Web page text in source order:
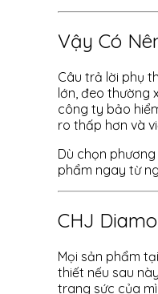
Vậy Có
Câu trả lời phụ
lớn, đeo thường
công ty bảo
ro thấp hơn và
Dù chọn
phẩm ngay từ
CHJ
Mọi sản phẩm
thiết nếu sau
trang sức của